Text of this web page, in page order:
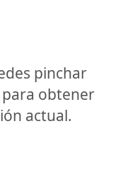
pinchar
para obtener
actual.